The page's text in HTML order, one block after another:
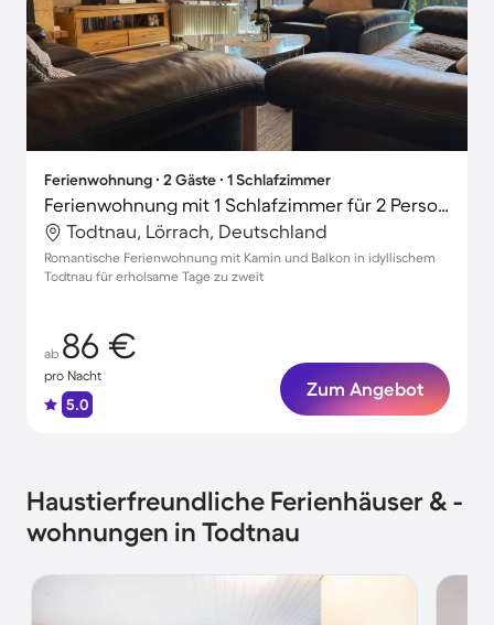
Ferienwohnung ∙ 2 Gäste ∙ 1 Schlafzimmer
Ferienwohnung mit 1 Schlafzimmer für 2 Personen
Todtnau, Lörrach, Deutschland
Romantische Ferienwohnung mit Kamin und Balkon in idyllischem
Todtnau für erholsame Tage zu zweit
ab 86 €
pro Nacht
5.0
Zum Angebot
Haustierfreundliche Ferienhäuser & -
wohnungen in Todtnau